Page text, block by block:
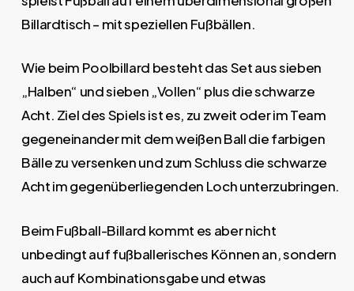
Billardtisch – mit speziellen Fußbällen.
Wie beim Poolbillard besteht das Set aus sieben
„Halben“ und sieben „Vollen“ plus die schwarze
Acht. Ziel des Spiels ist es, zu zweit oder im Team
gegeneinander mit dem weißen Ball die farbigen
Bälle zu versenken und zum Schluss die schwarze
Acht im gegenüberliegenden Loch unterzubringen.
Beim Fußball-Billard kommt es aber nicht
unbedingt auf fußballerisches Können an, sondern
auch auf Kombinationsgabe und etwas